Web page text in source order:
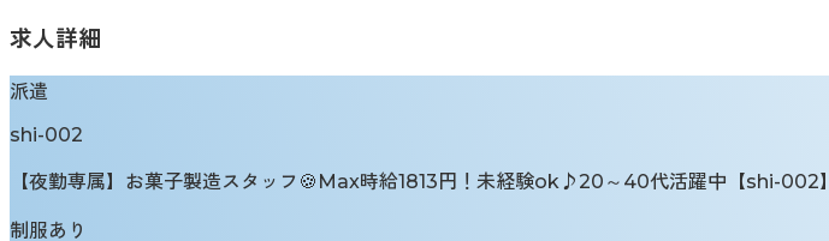
求人詳細
派遣
shi-002
【夜勤専属】お菓子製造スタッフ🍪Max時給1813円！未経験ok♪20～40代活躍中【shi-002】
制服あり